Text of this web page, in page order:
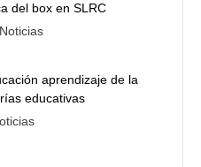
del box en SLRC
Noticias
aprendizaje de la
educativas